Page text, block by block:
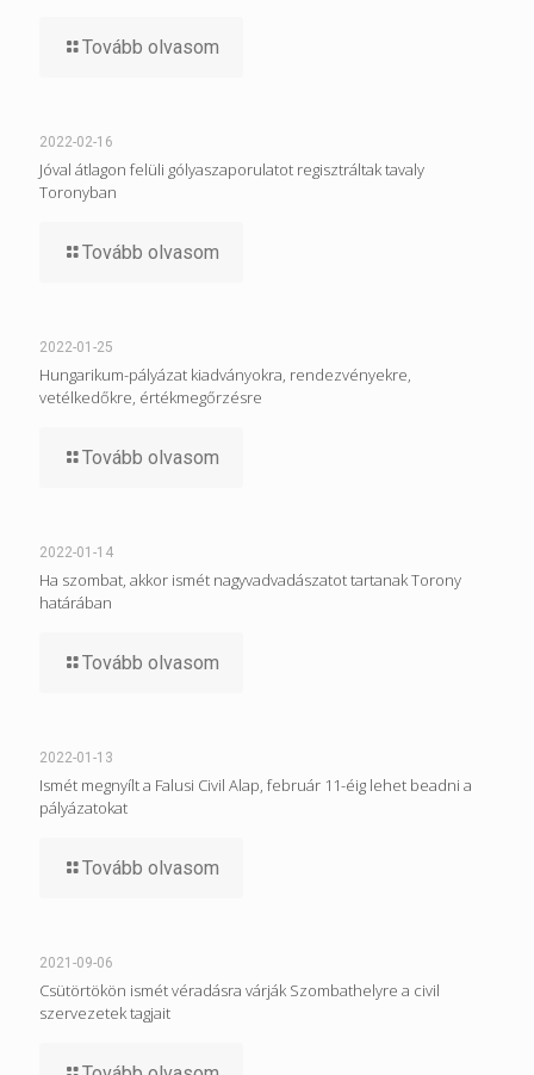
Tovább olvasom
2022-02-16
Jóval átlagon felüli gólyaszaporulatot regisztráltak tavaly
Toronyban
Tovább olvasom
2022-01-25
Hungarikum-pályázat kiadványokra, rendezvényekre,
vetélkedőkre, értékmegőrzésre
Tovább olvasom
2022-01-14
Ha szombat, akkor ismét nagyvadvadászatot tartanak Torony
határában
Tovább olvasom
2022-01-13
Ismét megnyílt a Falusi Civil Alap, február 11-éig lehet beadni a
pályázatokat
Tovább olvasom
2021-09-06
Csütörtökön ismét véradásra várják Szombathelyre a civil
szervezetek tagjait